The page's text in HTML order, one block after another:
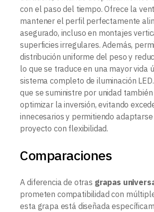
con el paso del tiempo. Ofrece la
mantener el perfil perfectamente
asegurado, incluso en montajes
superficies irregulares. Además,
distribución uniforme del peso y
lo que se traduce en una mayor vida
sistema completo de iluminación
que se suministre por unidad también
optimizar la inversión, evitando
innecesarios y permitiendo
proyecto con flexibilidad.
Comparaciones
A diferencia de otras grapas
prometen compatibilidad con
esta grapa está diseñada